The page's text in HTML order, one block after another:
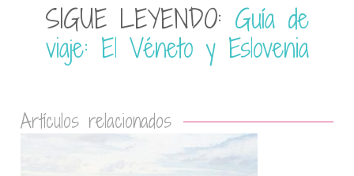
SIGUE LEYENDO: Guía de
viaje: El Véneto y Eslovenia
Artículos relacionados